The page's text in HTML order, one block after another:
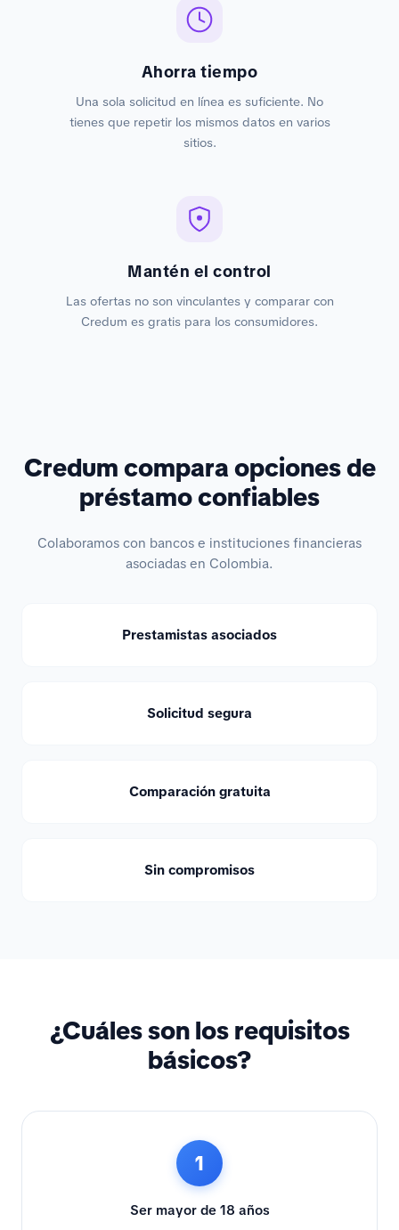
Ahorra tiempo
Una sola solicitud en línea es suficiente. No
tienes que repetir los mismos datos en varios
sitios.
Mantén el control
Las ofertas no son vinculantes y comparar con
Credum es gratis para los consumidores.
Credum compara opciones de
préstamo confiables
Colaboramos con bancos e instituciones financieras
asociadas en Colombia.
Prestamistas asociados
Solicitud segura
Comparación gratuita
Sin compromisos
¿Cuáles son los requisitos
básicos?
1
Ser mayor de 18 años